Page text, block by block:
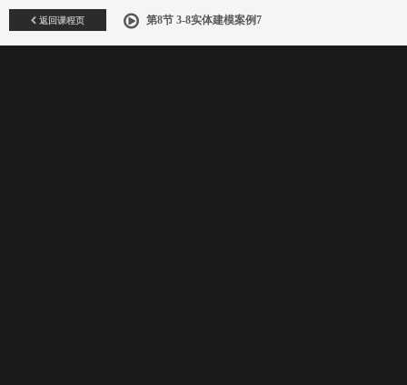
返回课程页 第8节 3-8实体建模案例7